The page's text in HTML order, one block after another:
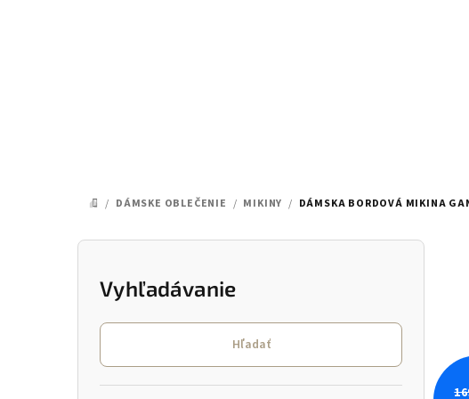
DOMOV
/ DÁMSKE OBLEČENIE / MIKINY / DÁMSKA BORDOVÁ MIKINA
B
Vyhľadávanie
Hľadať